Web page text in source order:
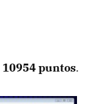
10954 puntos.